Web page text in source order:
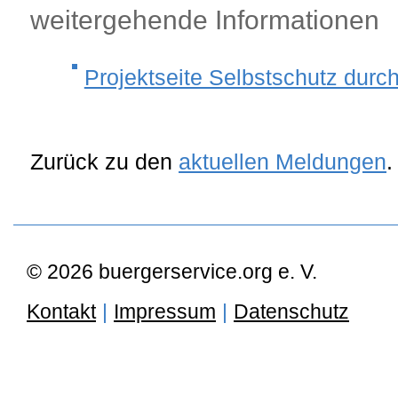
weitergehende Informationen
Projektseite Selbstschutz
Zurück zu den aktuellen Meldungen.
© 2026 buergerservice.org e. V.
Kontakt
Impressum Datenschutz